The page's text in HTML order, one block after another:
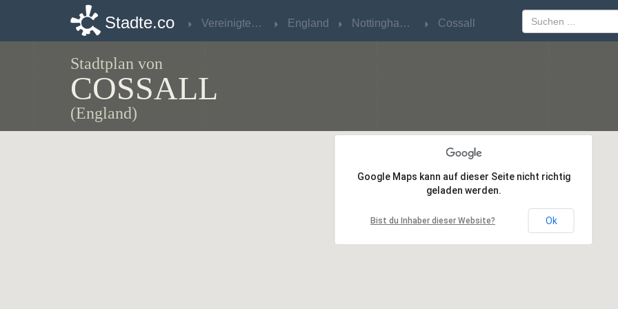
Stadte.co Vereinigtes Königreich England Nottinghamshire Cossall
Stadtplan von
COSSALL
(England)
Google Maps kann auf dieser Seite nicht richtig
geladen werden.
Bist du Inhaber dieser Website? Ok
Google Maps kann auf dieser Seite nicht richtig
geladen werden.
Bist du Inhaber dieser Website? Ok
Stadte.co Vereinigtes Königreich England Nottinghamshire Cossall